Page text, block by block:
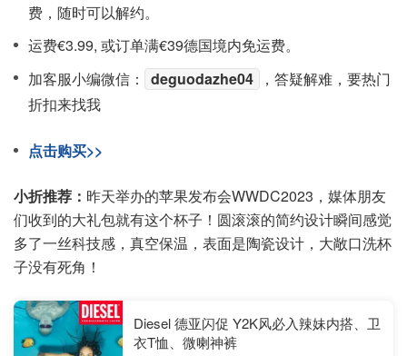
费，随时可以解约。
运费€3.99, 或订单满€39德国境内免运费。
加客服小编微信：
deguodazhe04
，答疑解难，要热门
折扣来找我
点击购买>>
小折推荐： 昨天举办的苹果发布会WWDC2023，媒体朋友
们收到的大礼包就有这个杯子！圆滚滚的简约设计瞬间感觉
多了一丝科技感，真空保温，表面是陶瓷设计，大敞口洗杯
子没有死角！
Diesel 德亚闪促 Y2K风必入辣妹内搭、卫
衣T恤、微喇神裤